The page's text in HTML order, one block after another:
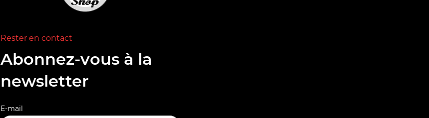
Rester en contact
Abonnez-vous à la
newsletter
E-mail